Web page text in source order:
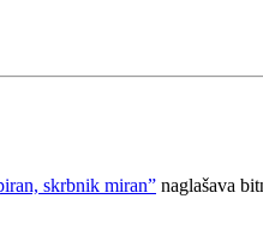
skrbnik miran” naglašava